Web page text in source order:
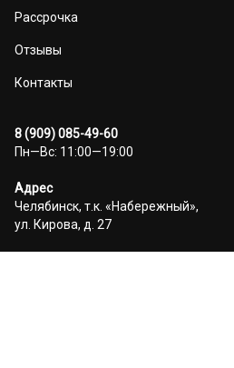
Рассрочка
Отзывы
Контакты
8 (909) 085-49-60
Пн—Вс: 11:00—19:00
Адрес
Челябинск, т.к. «Набережный»,
ул. Кирова, д. 27